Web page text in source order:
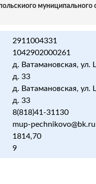
муниципального
2911004331
1042902000261
д. Ватамановская, ул.
д. 33
д. Ватамановская, ул.
д. 33
8(818)41-31130
mup-pechnikovo@bk.ru
1814,70
9